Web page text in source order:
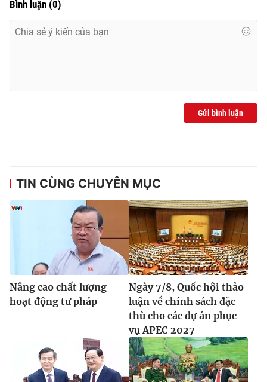
Bình luận (0)
Gửi bình luận
TIN CÙNG CHUYÊN MỤC
Nâng cao chất lượng
hoạt động tư pháp
Ngày 7/8, Quốc hội thảo
luận về chính sách đặc
thù cho các dự án phục
vụ APEC 2027